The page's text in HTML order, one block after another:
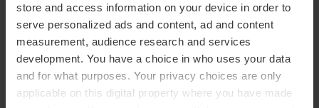
store and access information on your device in order to
serve personalized ads and content, ad and content
measurement, audience research and services
development. You have a choice in who uses your data
and for what purposes. Your privacy choices are only
applicable on this digital property where you have made
tuinmeubelen, vervaardigd met de hoogste kwaliteit
materialen
zoals aluminium, teak en rope.
Ga voor een inrichting van de tuin diejouw woonsfeer
uitstraalt, waar je optimaal kunt ontspannen. Kies comfortabel